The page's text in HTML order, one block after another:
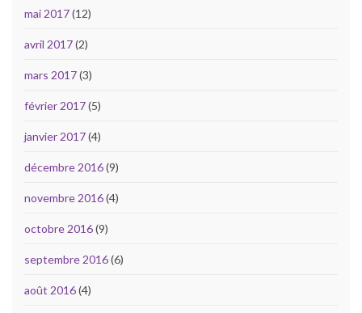
mai 2017(12)
avril 2017(2)
mars 2017(3)
février 2017(5)
janvier 2017(4)
décembre 2016(9)
novembre 2016(4)
octobre 2016(9)
septembre 2016(6)
août 2016(4)